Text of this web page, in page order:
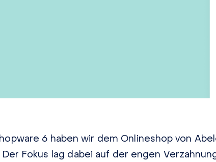
6 haben wir dem Onlineshop von
Fokus lag dabei auf der engen